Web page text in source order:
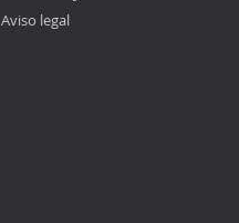
Aviso legal